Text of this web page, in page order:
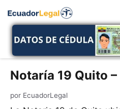
Notaría 19 Quito
por EcuadorLegal